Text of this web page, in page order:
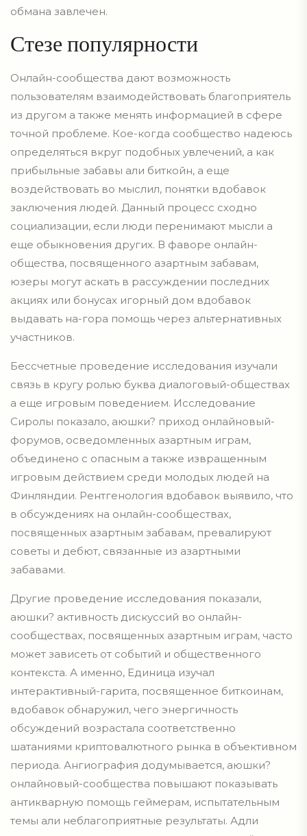
обмана завлечен.
Стезе популярности
Онлайн-сообщества дают возможность
пользователям взаимодействовать благоприятель
из другом а также менять информацией в сфере
точной проблеме. Кое-когда сообщество надеюсь
определяться вкруг подобных увлечений, а как
прибыльные забавы али биткойн, а еще
воздействовать во мыслил, понятки вдобавок
заключения людей. Данный процесс сходно
социализации, если люди перенимают мысли а
еще обыкновения других. В фаворе онлайн-
общества, посвященного азартным забавам,
юзеры могут аскать в рассуждении последних
акциях или бонусах игорный дом вдобавок
выдавать на-гора помощь через альтернативных
участников.
Бессчетные проведение исследования изучали
связь в кругу ролью буква диалоговый-обществах
а еще игровым поведением. Исследование
Сиролы показало, аюшки? приход онлайновый-
форумов, осведомленных азартным играм,
объединено с опасным а также извращенным
игровым действием среди молодых людей на
Финляндии. Рентгенология вдобавок выявило, что
в обсуждениях на онлайн-сообществах,
посвященных азартным забавам, превалируют
советы и дебют, связанные из азартными
забавами.
Другие проведение исследования показали,
аюшки? активность дискуссий во онлайн-
сообществах, посвященных азартным играм, часто
может зависеть от событий и общественного
контекста. А именно, Единица изучал
интерактивный-гарита, посвященное биткоинам,
вдобавок обнаружил, чего энергичность
обсуждений возрастала соответственно
шатаниями криптовалютного рынка в объективном
периода. Ангиография додумывается, аюшки?
онлайновый-сообщества повышают показывать
антикварную помощь геймерам, испытательным
темы али неблагоприятные результаты. Адли